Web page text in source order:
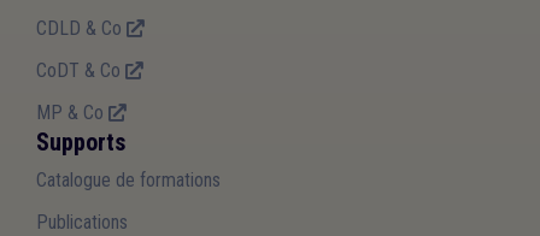
CDLD & Co
CoDT & Co
MP & Co
Supports
Catalogue de formations
Publications